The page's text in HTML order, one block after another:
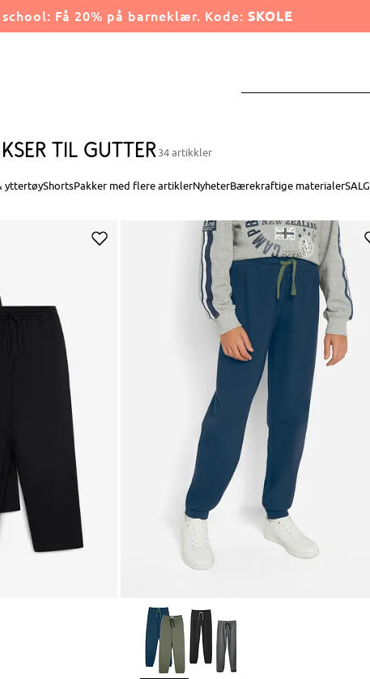
Få 20% på barneklær. Kode: SKOLE
til gutter 34 artikkler
yttertøyShortsPakker med flere artiklerNyheterBærekraftige materialerSALG